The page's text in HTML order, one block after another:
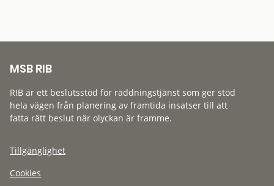
MSB RIB
RIB är ett beslutsstöd för räddningstjänst som ger stöd
hela vägen från planering av framtida insatser till att
fatta rätt beslut när olyckan är framme.
Tillgänglighet
Cookies